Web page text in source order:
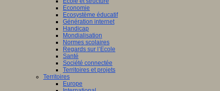
Economie
Ecosystème éducatif
Génération internet
Handicap
Mondialisation
Normes scolaires
Regards sur l’Ecole
Santé
Société connectée
Territoires et projets
Territoires
Europe